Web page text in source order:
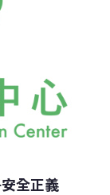
公園裡反而
海嘯發生，
足夠的生活用
可以發現隨著
全正義